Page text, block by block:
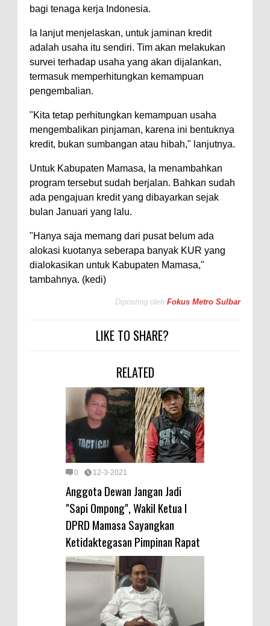
bagi tenaga kerja Indonesia.
Ia lanjut menjelaskan, untuk jaminan kredit
adalah usaha itu sendiri. Tim akan melakukan
survei terhadap usaha yang akan dijalankan,
termasuk memperhitungkan kemampuan
pengembalian.
"Kita tetap perhitungkan kemampuan usaha
mengembalikan pinjaman, karena ini bentuknya
kredit, bukan sumbangan atau hibah," lanjutnya.
Untuk Kabupaten Mamasa, Ia menambahkan
program tersebut sudah berjalan. Bahkan sudah
ada pengajuan kredit yang dibayarkan sejak
bulan Januari yang lalu.
"Hanya saja memang dari pusat belum ada
alokasi kuotanya seberapa banyak KUR yang
dialokasikan untuk Kabupaten Mamasa,"
tambahnya. (kedi)
Diposting oleh Fokus Metro Sulbar
LIKE TO SHARE?
RELATED
0 12-3-2021
Anggota Dewan Jangan Jadi
"Sapi Ompong", Wakil Ketua I
DPRD Mamasa Sayangkan
Ketidaktegasan Pimpinan Rapat